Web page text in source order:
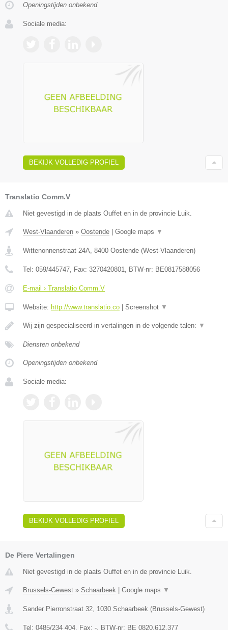
Openingstijden onbekend
Sociale media:
BEKIJK VOLLEDIG PROFIEL
Translatio Comm.V
Niet gevestigd in de plaats Ouffet en in de provincie Luik.
West-Vlaanderen » Oostende Google maps ▼
Wittenonnenstraat 24A, 8400 Oostende (West-Vlaanderen)
Tel: 059/445747, Fax: 3270420801, BTW-nr: BE0817588056
E-mail › Translatio Comm.V
Website: http://www.translatio.co Screenshot ▼
Wij zijn gespecialiseerd in vertalingen in de volgende talen: ▼
Diensten onbekend
Openingstijden onbekend
Sociale media:
BEKIJK VOLLEDIG PROFIEL
De Piere Vertalingen
Niet gevestigd in de plaats Ouffet en in de provincie Luik.
Brussels-Gewest » Schaarbeek Google maps ▼
Sander Pierronstraat 32 1030 Schaarbeek (Brussels-Gewest)
Tel: 0485/234 404 , Fax: - , BTW-nr: BE 0820.612.377